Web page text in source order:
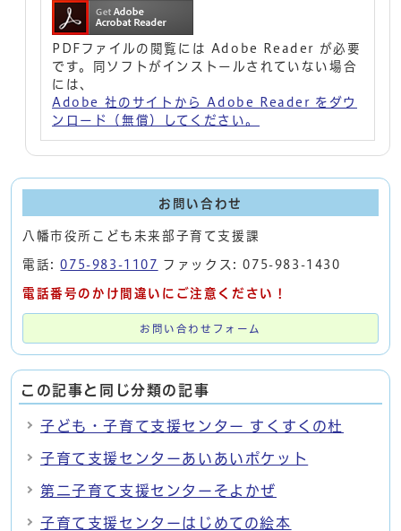
PDFファイルの閲覧には Adobe Reader が必要
です。同ソフトがインストールされていない場合
には、
Adobe 社のサイトから Adobe Reader をダウ
ンロード（無償）してください。
お問い合わせ
八幡市役所こども未来部子育て支援課
電話:075-983-1107 ファックス: 075-983-1430
電話番号のかけ間違いにご注意ください！
お問い合わせフォーム
この記事と同じ分類の記事
子ども・子育て支援センター すくすくの杜
子育て支援センターあいあいポケット
第二子育て支援センターそよかぜ
子育て支援センターはじめての絵本